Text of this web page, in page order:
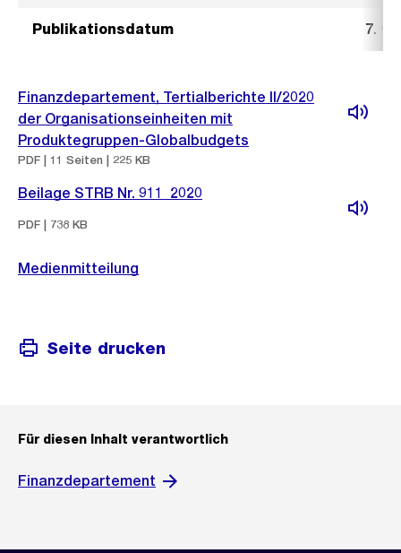
Publikationsdatum 7.
Finanzdepartement, Tertialberichte II/2020
der Organisationseinheiten mit
Produktegruppen-Globalbudgets
PDF | 11 Seiten | 225 KB
Beilage STRB Nr. 911_2020
PDF | 738 KB
Medienmitteilung
Seite drucken
Für diesen Inhalt verantwortlich
Finanzdepartement